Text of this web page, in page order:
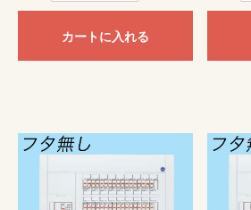
カートに入れる